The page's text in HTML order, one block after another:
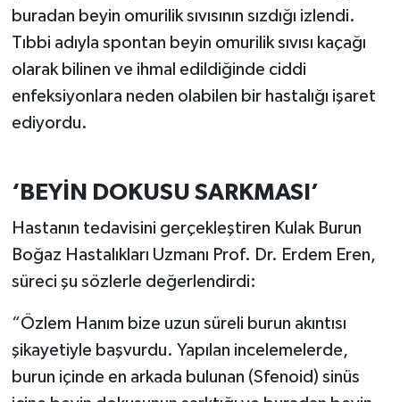
buradan beyin omurilik sıvısının sızdığı izlendi.
Tıbbi adıyla spontan beyin omurilik sıvısı kaçağı
olarak bilinen ve ihmal edildiğinde ciddi
enfeksiyonlara neden olabilen bir hastalığı işaret
ediyordu.
‘BEYİN DOKUSU SARKMASI’
Hastanın tedavisini gerçekleştiren Kulak Burun
Boğaz Hastalıkları Uzmanı Prof. Dr. Erdem Eren,
süreci şu sözlerle değerlendirdi:
“Özlem Hanım bize uzun süreli burun akıntısı
şikayetiyle başvurdu. Yapılan incelemelerde,
burun içinde en arkada bulunan (Sfenoid) sinüs